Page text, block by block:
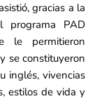
gracias a la
PAD
le permitieron
se constituyeron
inglés, vivencias
estilos de vida y